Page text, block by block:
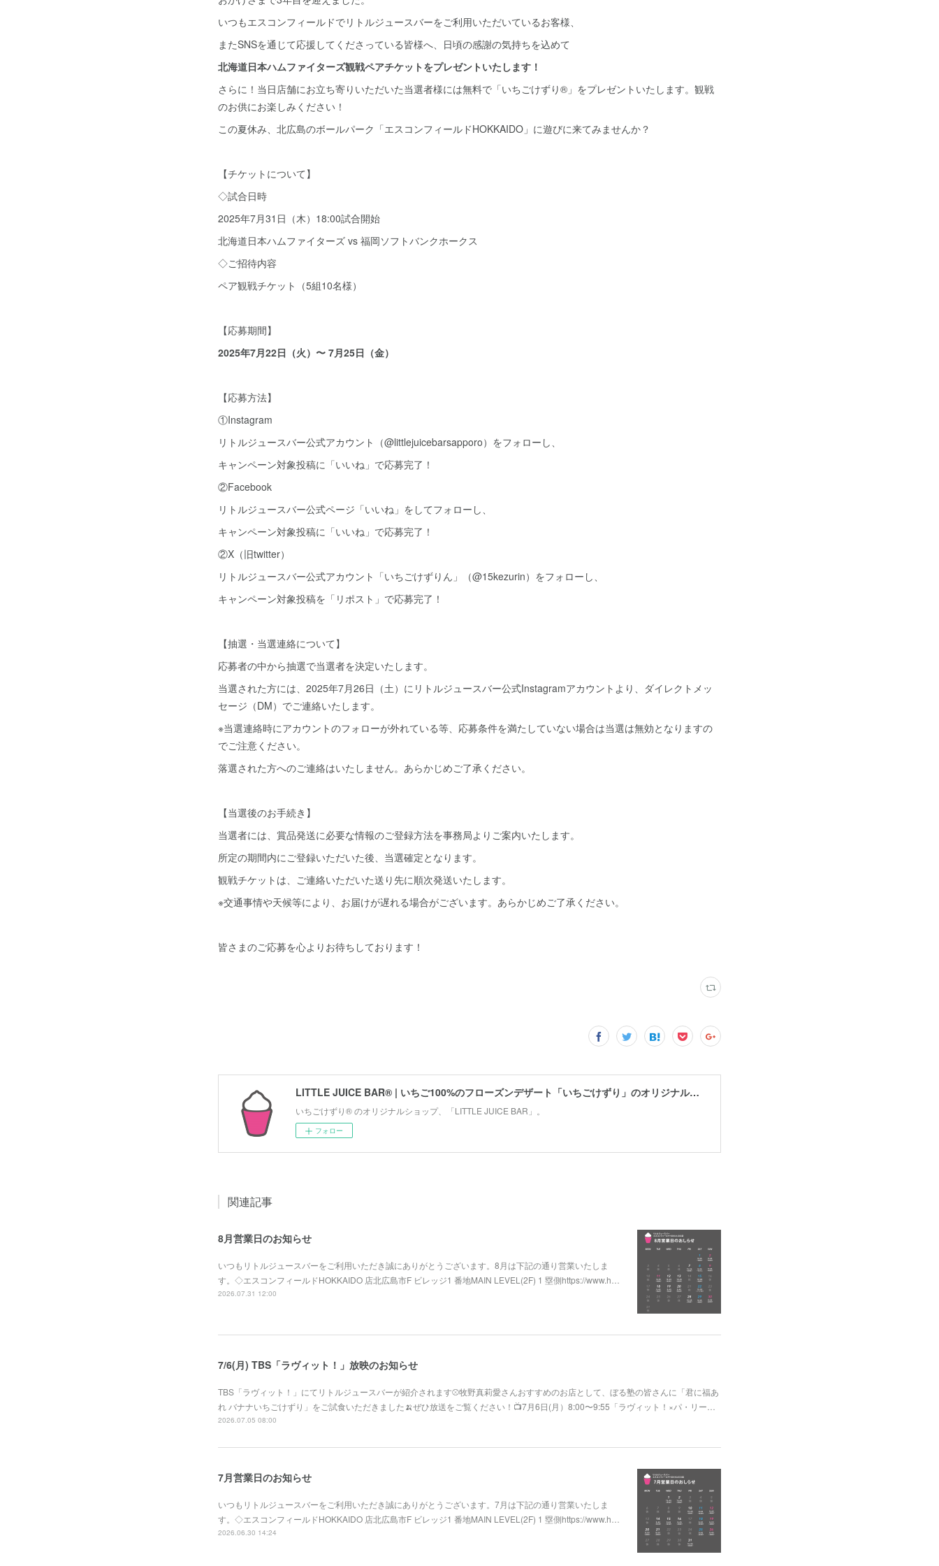
いつもエスコンフィールドでリトルジュースバーをご利用いただいているお客様、
またSNSを通じて応援してくださっている皆様へ、日頃の感謝の気持ちを込めて
北海道日本ハムファイターズ観戦ペアチケットをプレゼントいたします！
さらに！当日店舗にお立ち寄りいただいた当選者様には無料で「いちごけずり®」をプレゼントいたします。観戦
のお供にお楽しみください！
この夏休み、北広島のボールパーク「エスコンフィールドHOKKAIDO」に遊びに来てみませんか？
【チケットについて】
◇試合日時
2025年7月31日（木）18:00試合開始
北海道日本ハムファイターズ vs 福岡ソフトバンクホークス
◇ご招待内容
ペア観戦チケット（5組10名様）
【応募期間】
2025年7月22日（火）〜 7月25日（金）
【応募方法】
①Instagram
リトルジュースバー公式アカウント（@littlejuicebarsapporo）をフォローし、
キャンペーン対象投稿に「いいね」で応募完了！
②Facebook
リトルジュースバー公式ページ「いいね」をしてフォローし、
キャンペーン対象投稿に「いいね」で応募完了！
②X（旧twitter）
リトルジュースバー公式アカウント「いちごけずりん」（@15kezurin）をフォローし、
キャンペーン対象投稿を「リポスト」で応募完了！
【抽選・当選連絡について】
応募者の中から抽選で当選者を決定いたします。
当選された方には、2025年7月26日（土）にリトルジュースバー公式Instagramアカウントより、ダイレクトメッ
セージ（DM）でご連絡いたします。
※当選連絡時にアカウントのフォローが外れている等、応募条件を満たしていない場合は当選は無効となりますの
でご注意ください。
落選された方へのご連絡はいたしません。あらかじめご了承ください。
【当選後のお手続き】
当選者には、賞品発送に必要な情報のご登録方法を事務局よりご案内いたします。
所定の期間内にご登録いただいた後、当選確定となります。
観戦チケットは、ご連絡いただいた送り先に順次発送いたします。
※交通事情や天候等により、お届けが遅れる場合がございます。あらかじめご了承ください。
皆さまのご応募を心よりお待ちしております！
LITTLE JUICE BAR® | いちご100%のフローズンデザート「いちごけずり」のオリジナルショップ
いちごけずり® のオリジナルショップ、「LITTLE JUICE BAR」。
フォロー
関連記事
8月営業日のお知らせ
いつもリトルジュースバーをご利用いただき誠にありがとうございます。8月は下記の通り営業いたしま
す。◇エスコンフィールドHOKKAIDO 店北広島市F ビレッジ1 番地MAIN LEVEL(2F) 1 塁側https://www.h…
2026.07.31 12:00
7/6(月) TBS「ラヴィット！」放映のお知らせ
TBS「ラヴィット！」にてリトルジュースバーが紹介されます⚾牧野真莉愛さんおすすめのお店として、ぼる塾の皆さんに「君に福あ
れ バナナいちごけずり」をご試食いただきました🍌ぜひ放送をご覧ください！📺️7月6日(月）8:00〜9:55「ラヴィット！×パ・リー…
2026.07.05 08:00
7月営業日のお知らせ
いつもリトルジュースバーをご利用いただき誠にありがとうございます。7月は下記の通り営業いたしま
す。◇エスコンフィールドHOKKAIDO 店北広島市F ビレッジ1 番地MAIN LEVEL(2F) 1 塁側https://www.h…
2026.06.30 14:24